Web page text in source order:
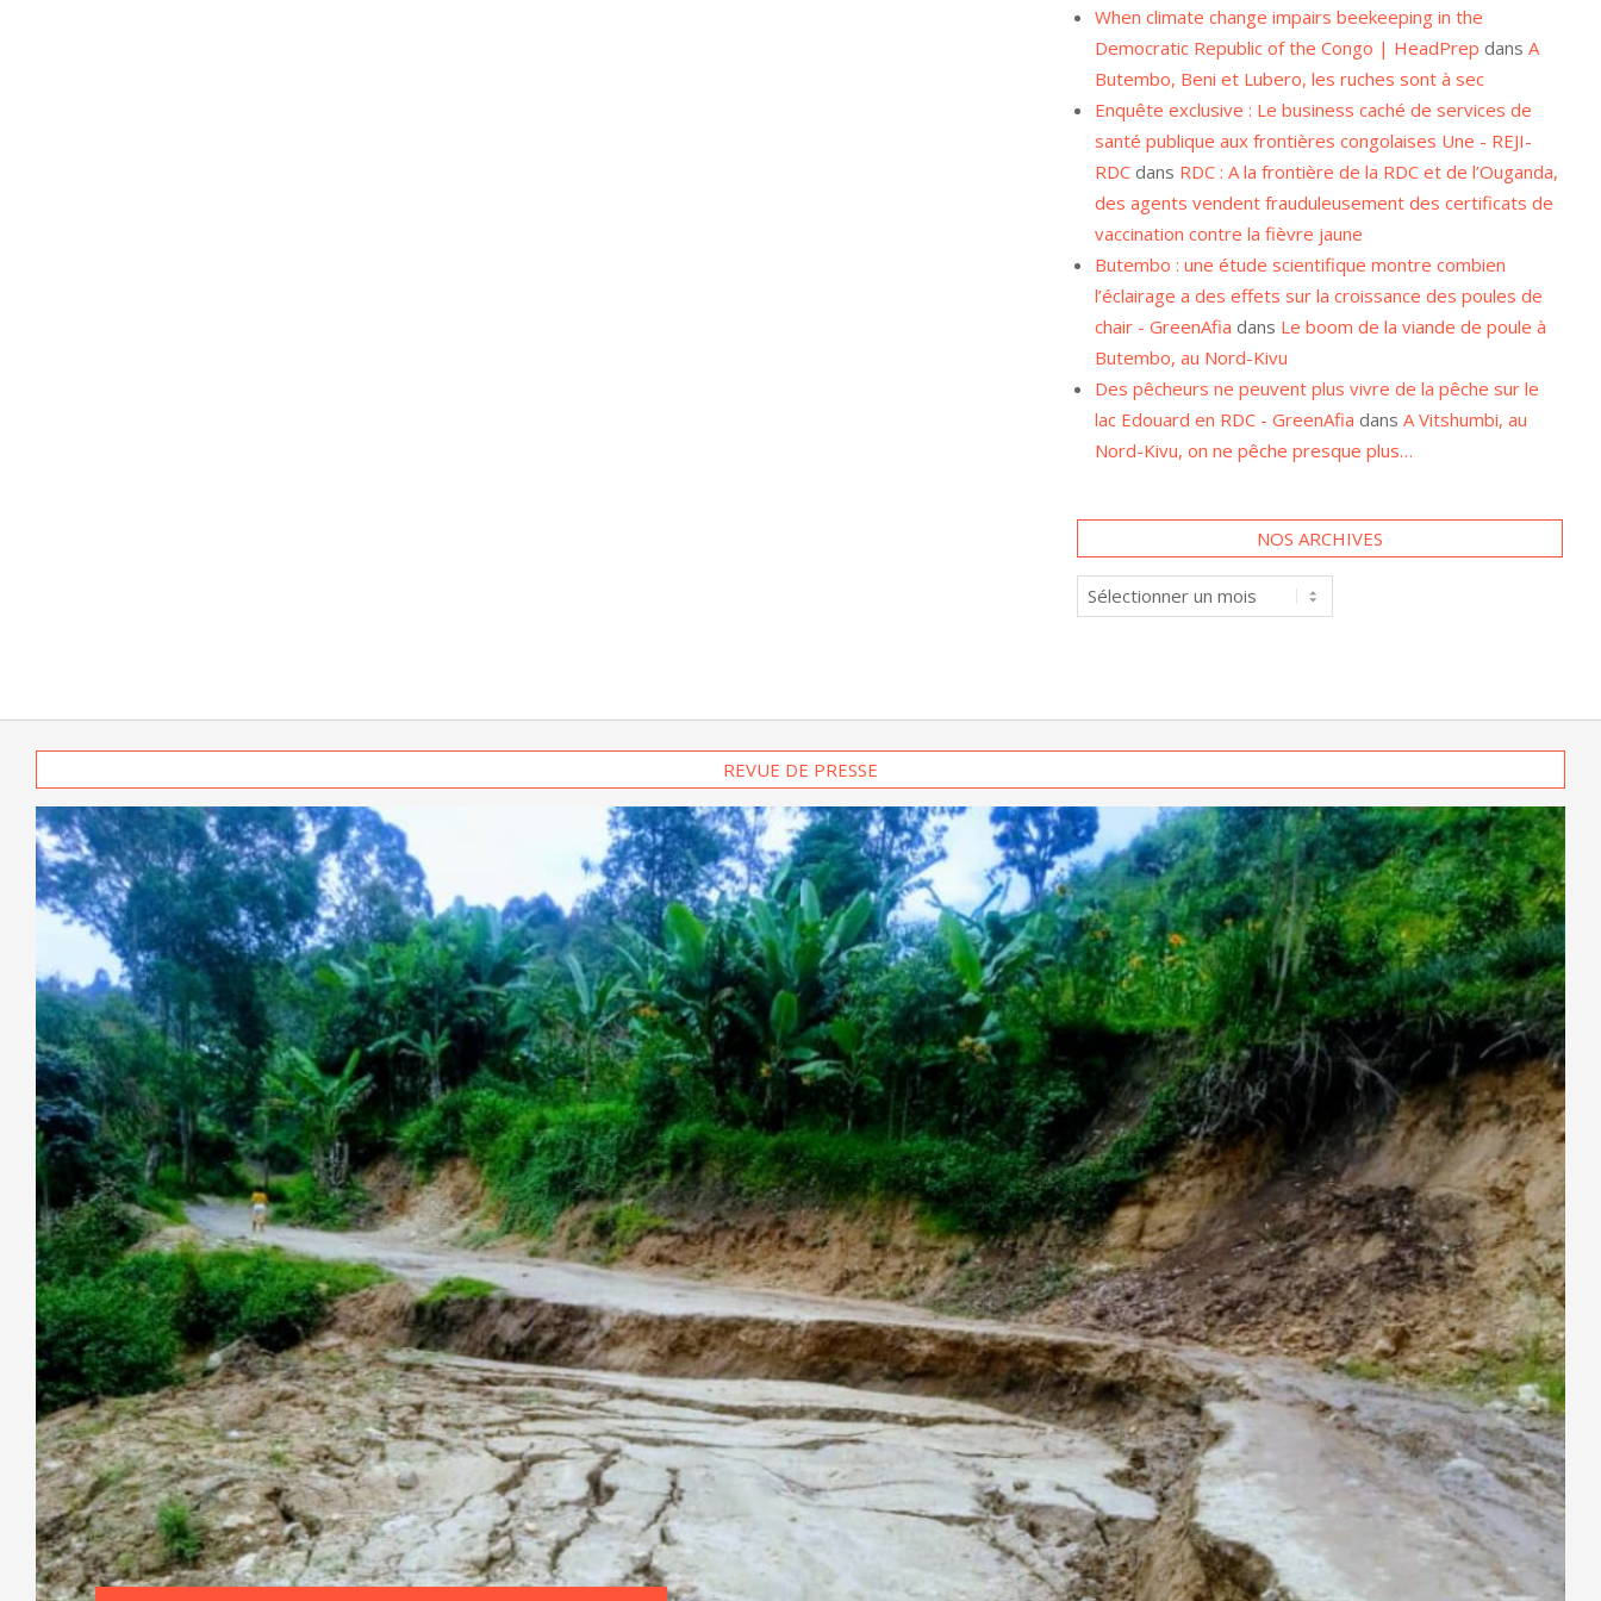
Democratic Republic of the Congo | HeadPrepdans
Butembo, Beni et Lubero, les ruches sont à sec
Enquête exclusive : Le business caché de services de
santé publique aux frontières congolaises Une - REJI-
RDCdansRDC : A la frontière de la RDC et de l’Ouganda,
des agents vendent frauduleusement des certificats de
vaccination contre la fièvre jaune
Butembo : une étude scientifique montre combien
l’éclairage a des effets sur la croissance des poules de
chair - GreenAfiadans Le boom de la viande de poule à
Butembo, au Nord-Kivu
Des pêcheurs ne peuvent plus vivre de la pêche sur le
lac Edouard en RDC - GreenAfiadansA Vitshumbi, au
Nord-Kivu, on ne pêche presque plus…
NOS ARCHIVES
Nos
archives
REVUE DE PRESSE
[Revue de presse] : Entente entre l’ICCN et les
communautés locales sur les limites provisoires
du Parc des Virunga
En RDC, au cours de cette semaine du 8 au 14 janvier, des sujets
environnementaux tournent autour de la gestion des limites du
parc de Virunga. D’autres médias sont revenus
Revue de la presse : Des inondations
dévastatrices du Fleuve Congo
Cette semaine du 1 er au 7 janvier 2024, l’actualité
environnementale dans le bassin du Congo se focalise sur des
inondations dans des agglomérations riveraines du fleuve Congo.
Ces inondations